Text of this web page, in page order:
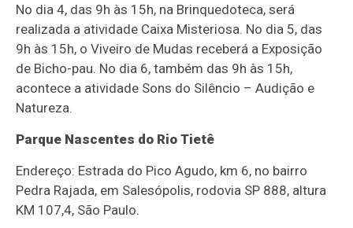
No dia 4, das 9h às 15h, na Brinquedoteca, será
realizada a atividade Caixa Misteriosa. No dia 5, das
9h às 15h, o Viveiro de Mudas receberá a Exposição
de Bicho-pau. No dia 6, também das 9h às 15h,
acontece a atividade Sons do Silêncio – Audição e
Natureza.
Parque Nascentes do Rio Tietê
Endereço: Estrada do Pico Agudo, km 6, no bairro
Pedra Rajada, em Salesópolis, rodovia SP 888, altura
KM 107,4, São Paulo.